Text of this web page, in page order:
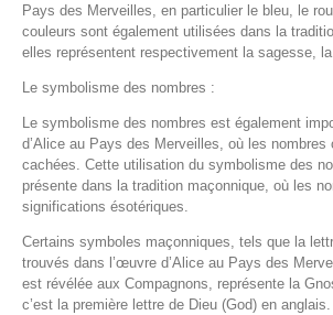
Pays des Merveilles, en particulier le bleu, le
couleurs sont également utilisées dans la
elles représentent respectivement la sagesse,
Le symbolisme des nombres :
Le symbolisme des nombres est également
d’Alice au Pays des Merveilles, où les
cachées. Cette utilisation du symbolisme des
présente dans la tradition maçonnique, où les
significations ésotériques.
Certains symboles maçonniques, tels que la
trouvés dans l’œuvre d’Alice au Pays des
est révélée aux Compagnons, représente la
c’est la première lettre de Dieu (God) en anglais.